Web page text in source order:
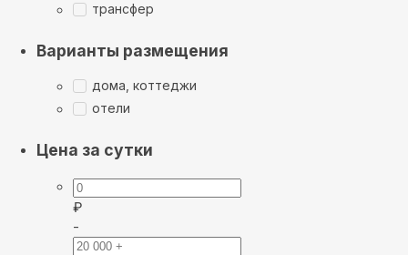
трансфер
Варианты размещения
дома, коттеджи
отели
Цена за сутки
₽
-